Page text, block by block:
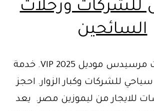
للشركات ورحلات
السائحين
ايجار اتوبيسات مرسيدس موديل 2025 VIP. خدمة
للشركات وكبار الزوار. احجز
للايجار من ليموزين مصر. يعد